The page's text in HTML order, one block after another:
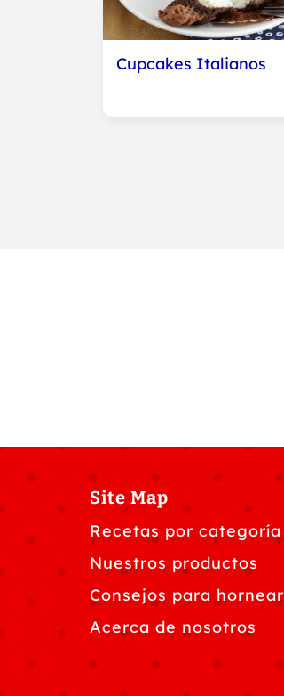
Cupcakes Italianos
Site Map
Recetas por categoría
Nuestros productos
Consejos para hornear
Acerca de nosotros